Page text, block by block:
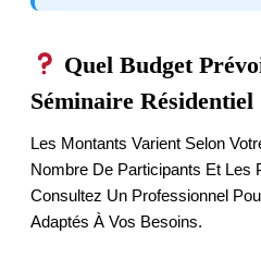
Quel Budget
Séminaire Résidentiel
Les Montants Varient Selon
Nombre De Participants Et Les
Consultez Un Professionnel
Adaptés À Vos Besoins.